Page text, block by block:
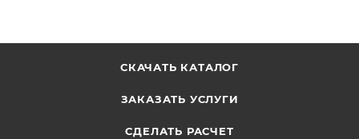
СКАЧАТЬ КАТАЛОГ
ЗАКАЗАТЬ УСЛУГИ
СДЕЛАТЬ РАСЧЕТ